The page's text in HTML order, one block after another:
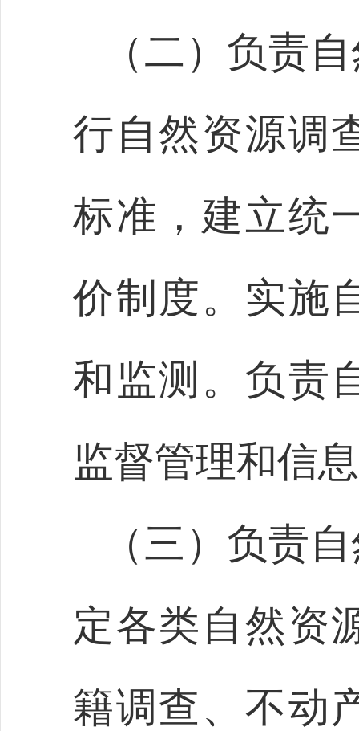
（二）负责
行自然资源调
标准，建立统
价制度。实施
和监测。负责
监督管理和信
（三）负责
定各类自然资
籍调查、不动